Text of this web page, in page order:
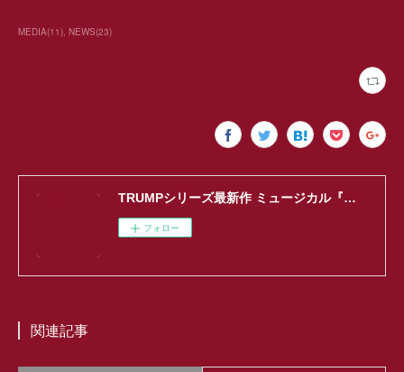
MEDIA(11) NEWS(23)
TRUMPシリーズ最新作 ミュージカル『ヴェラキッカ』
フォロー
関連記事